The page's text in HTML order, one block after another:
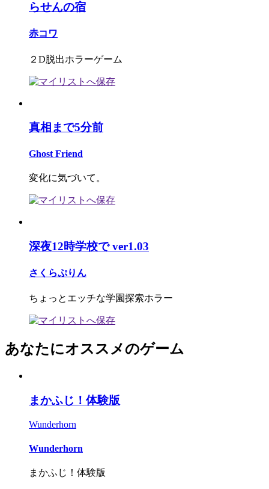
らせんの宿
赤コワ
２D脱出ホラーゲーム
真相まで5分前
Ghost Friend
変化に気づいて。
深夜12時学校で ver1.03
さくらぷりん
ちょっとエッチな学園探索ホラー
あなたにオススメのゲーム
まかふじ！体験版
Wunderhorn
Wunderhorn
まかふじ！体験版